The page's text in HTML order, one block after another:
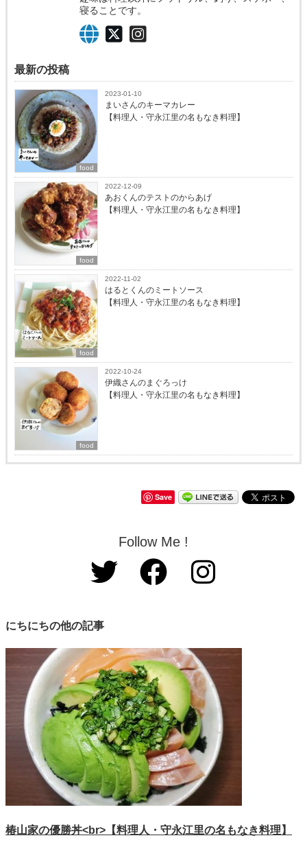
寝ることです。
最新の投稿
food
2023-01-10
まいさんのキーマカレー
【料理人・守永江里の名もなき料理】
food
2022-12-09
あおくんのテストのからあげ
【料理人・守永江里の名もなき料理】
food
2022-11-02
はるとくんのミートソース
【料理人・守永江里の名もなき料理】
food
2022-10-24
伊織さんのまぐろっけ
【料理人・守永江里の名もなき料理】
Save
Follow Me !
にちにちの他の記事
椿山家の優勝丼<br>【料理人・守永江里の名もなき料理】